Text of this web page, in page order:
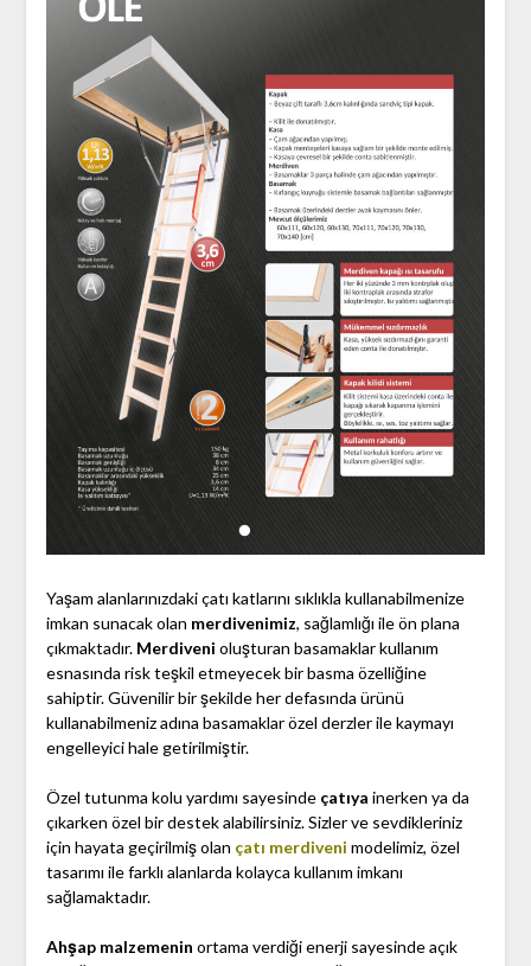
Yaşam alanlarınızdaki çatı katlarını sıklıkla kullanabilmenize
imkan sunacak olan merdivenimiz, sağlamlığı ile ön plana
çıkmaktadır. Merdiveni oluşturan basamaklar kullanım
esnasında risk teşkil etmeyecek bir basma özelliğine
sahiptir. Güvenilir bir şekilde her defasında ürünü
kullanabilmeniz adına basamaklar özel derzler ile kaymayı
engelleyici hale getirilmiştir.
Özel tutunma kolu yardımı sayesinde çatıya inerken ya da
çıkarken özel bir destek alabilirsiniz. Sizler ve sevdikleriniz
için hayata geçirilmiş olan çatı merdiveni modelimiz, özel
tasarımı ile farklı alanlarda kolayca kullanım imkanı
sağlamaktadır.
Ahşap malzemenin ortama verdiği enerji sayesinde açık